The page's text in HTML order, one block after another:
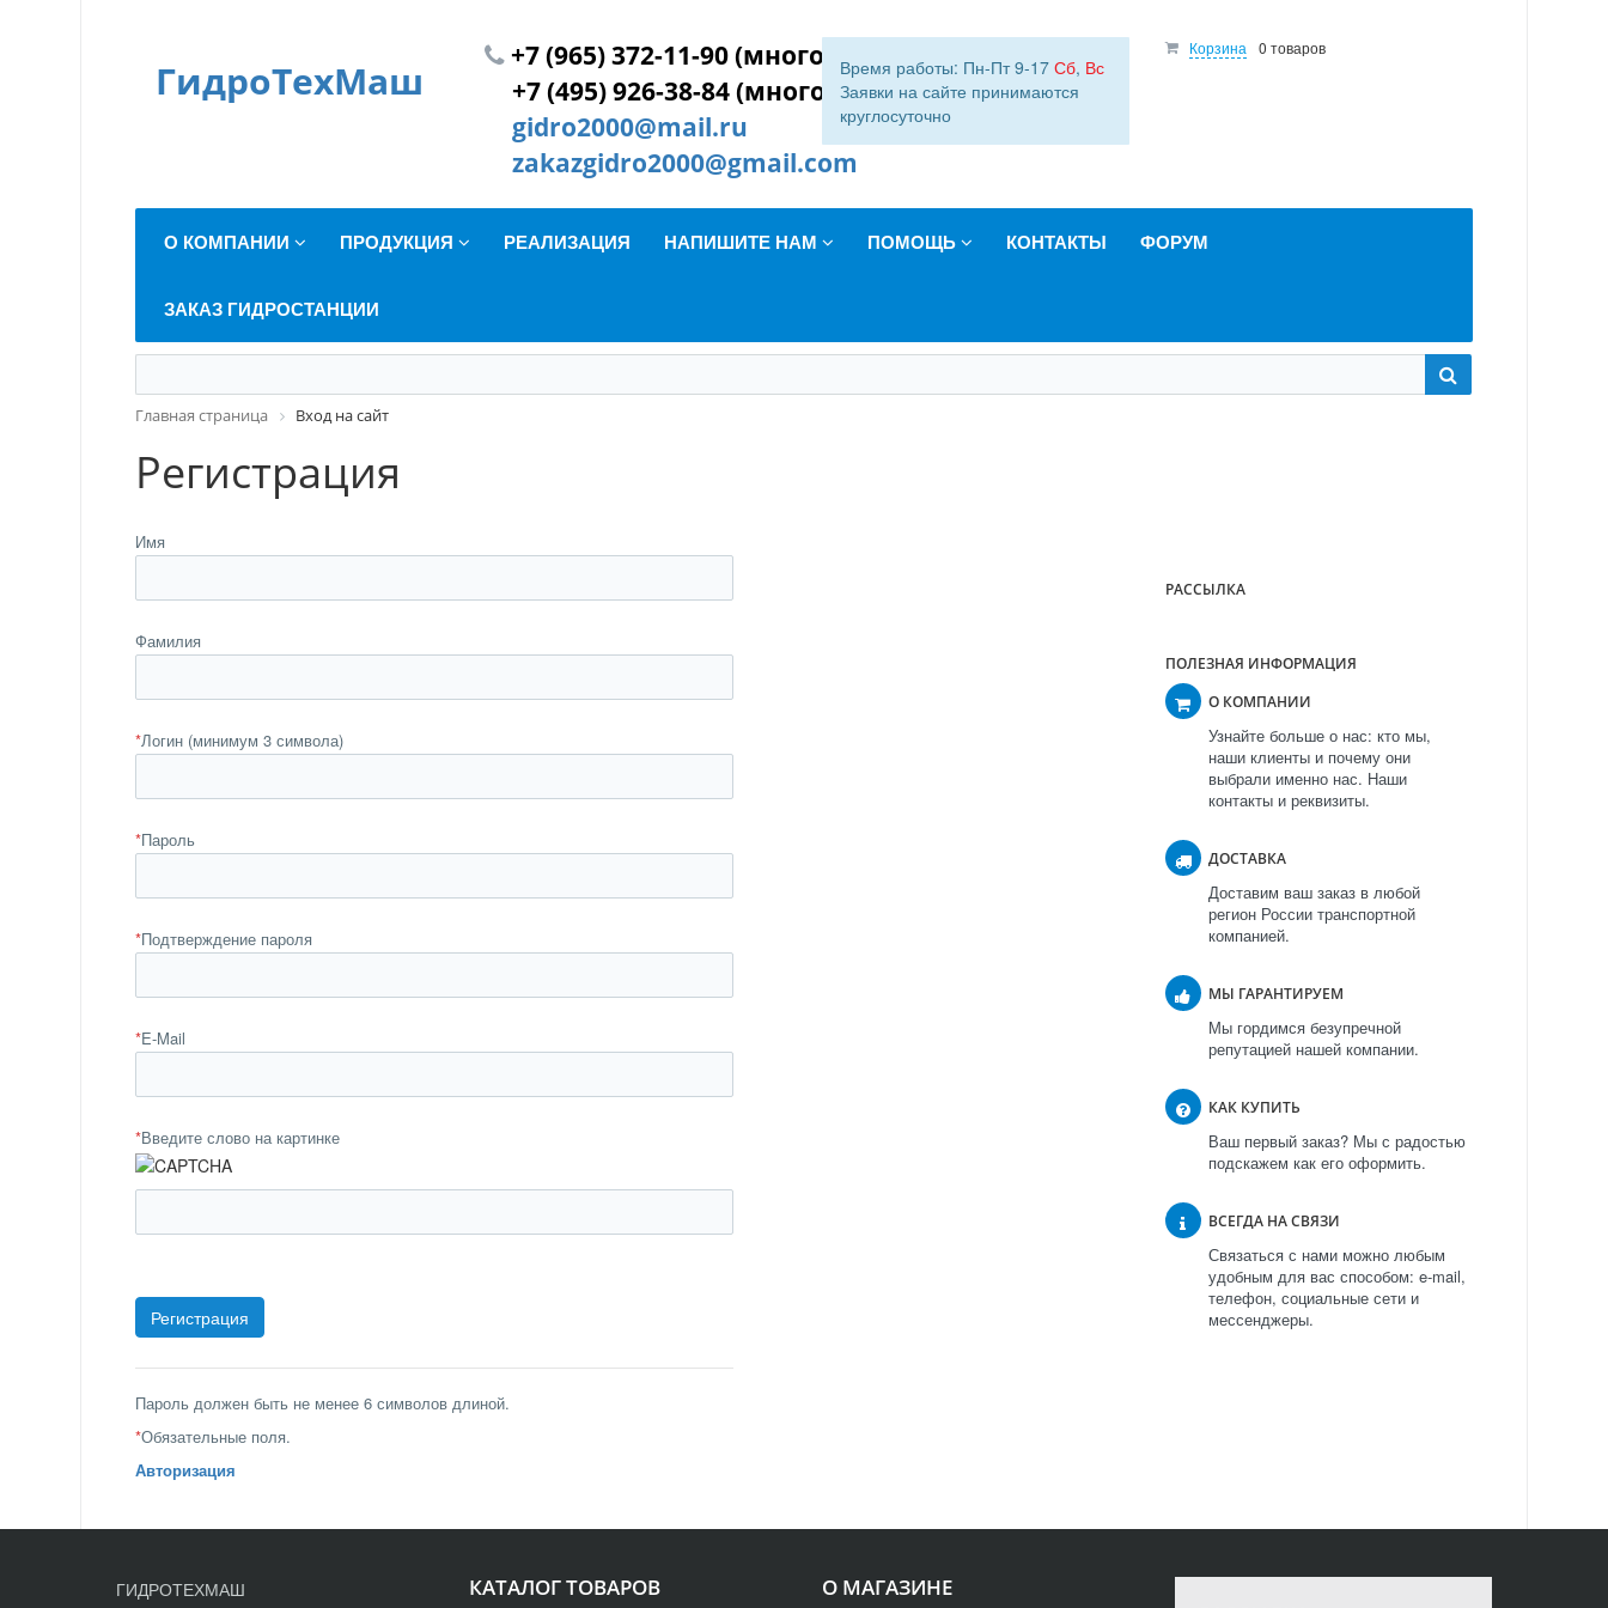
ГидроТехМаш
+7 (965) 372-11-90 (многокан.)
+7 (495) 926-38-84 (многокан.)
gidro2000@mail.ru
zakazgidro2000@gmail.com
Время работы: Пн-Пт 9-17 Сб, Вс
Заявки на сайте принимаются
круглосуточно
Корзина 0 товаров
О КОМПАНИИ ПРОДУКЦИЯ РЕАЛИЗАЦИЯ НАПИШИТЕ НАМ ПОМОЩЬ КОНТАКТЫ ФОРУМ
ЗАКАЗ ГИДРОСТАНЦИИ
Главная страница Вход на сайт
Регистрация
Имя
Фамилия
*Логин (минимум 3 символа)
*Пароль
*Подтверждение пароля
*E-Mail
*Введите слово на картинке
Пароль должен быть не менее 6 символов длиной.
*Обязательные поля.
Авторизация
РАССЫЛКА
ПОЛЕЗНАЯ ИНФОРМАЦИЯ
О КОМПАНИИ
Узнайте больше о нас: кто мы,
наши клиенты и почему они
выбрали именно нас. Наши
контакты и реквизиты.
ДОСТАВКА
Доставим ваш заказ в любой
регион России транспортной
компанией.
МЫ ГАРАНТИРУЕМ
Мы гордимся безупречной
репутацией нашей компании.
КАК КУПИТЬ
Ваш первый заказ? Мы с радостью
подскажем как его оформить.
ВСЕГДА НА СВЯЗИ
Связаться с нами можно любым
удобным для вас способом: e-mail,
телефон, социальные сети и
мессенджеры.
О МАГАЗИНЕ
КАТАЛОГ ТОВАРОВ
ГИДРОТЕХМАШ